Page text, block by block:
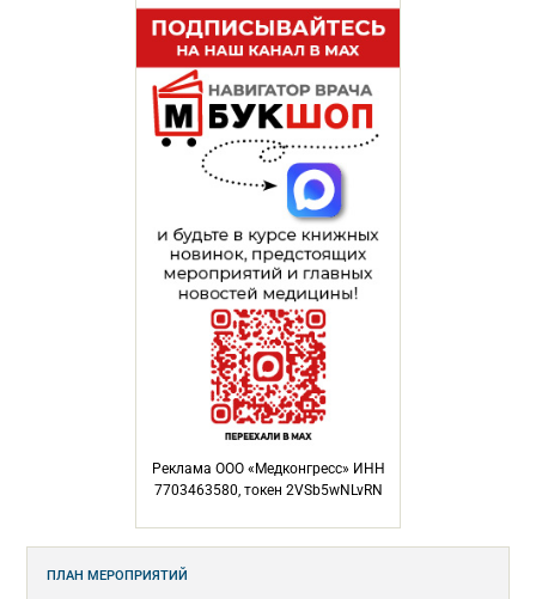
Реклама ООО «Медконгресс» ИНН
7703463580, токен 2VSb5wNLvRN
ПЛАН МЕРОПРИЯТИЙ